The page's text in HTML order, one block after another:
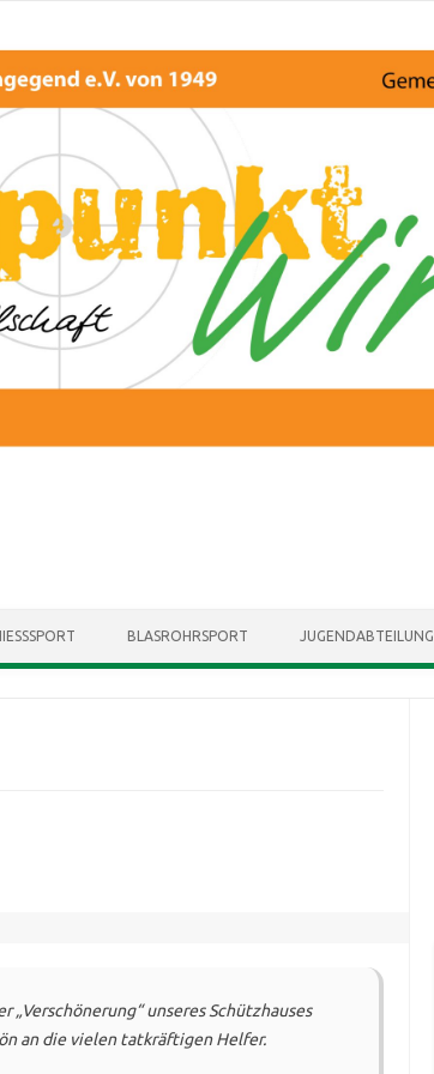
BLASROHRSPORT JUGENDABTEILUNG
„Verschönerung“ unseres Schützhauses
an die vielen tatkräftigen Helfer.